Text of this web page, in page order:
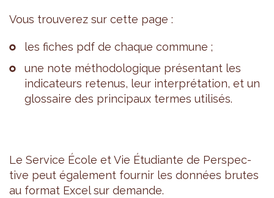
Vous trou­ve­rez sur cette page :
les fiches pdf de chaque com­mune ;
une note métho­do­lo­gique pré­sen­tant les
indi­ca­teurs rete­nus, leur inter­pré­ta­tion, et un
glos­saire des prin­ci­paux termes uti­li­sés.
Le Ser­vice École et Vie Étu­diante de Pers­pec­
tive peut éga­le­ment four­nir les don­nées brutes
au for­mat Excel sur demande.